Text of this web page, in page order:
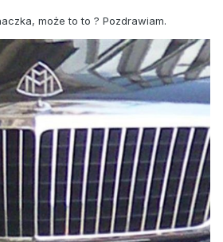
może to to ? Pozdrawiam.